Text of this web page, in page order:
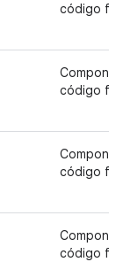
código
código
código
código